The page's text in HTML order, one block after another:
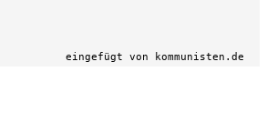
eingefügt von kommunisten.de